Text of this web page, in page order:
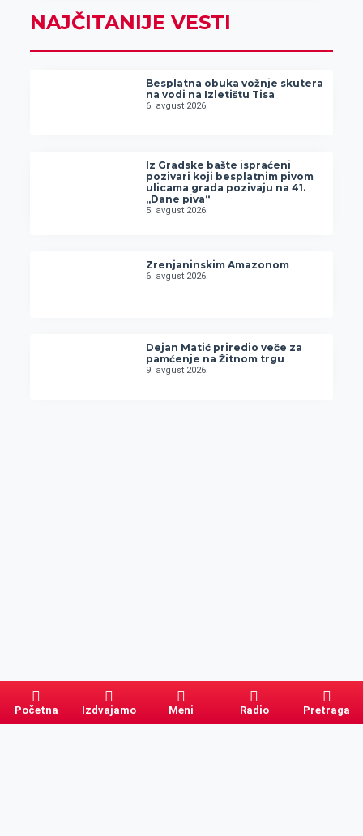
NAJČITANIJE VESTI
Besplatna obuka vožnje skutera
na vodi na Izletištu Tisa
6. avgust 2026.
Iz Gradske bašte ispraćeni
pozivari koji besplatnim pivom
ulicama grada pozivaju na 41.
„Dane piva“
5. avgust 2026.
Zrenjaninskim Amazonom
6. avgust 2026.
Dejan Matić priredio veče za
pamćenje na Žitnom trgu
9. avgust 2026.
Početna Izdvajamo Meni Radio Pretraga